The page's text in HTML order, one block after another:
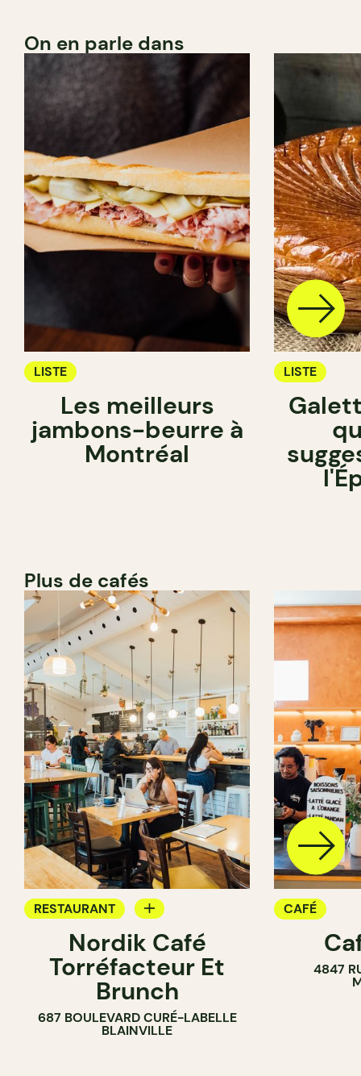
On en parle dans
LISTE
Les meilleurs
jambons-beurre à
Montréal
LISTE
Plus de cafés
RESTAURANT
Nordik Café
Torréfacteur Et
Brunch
687 BOULEVARD CURÉ-LABELLE
BLAINVILLE
CAFÉ
4847